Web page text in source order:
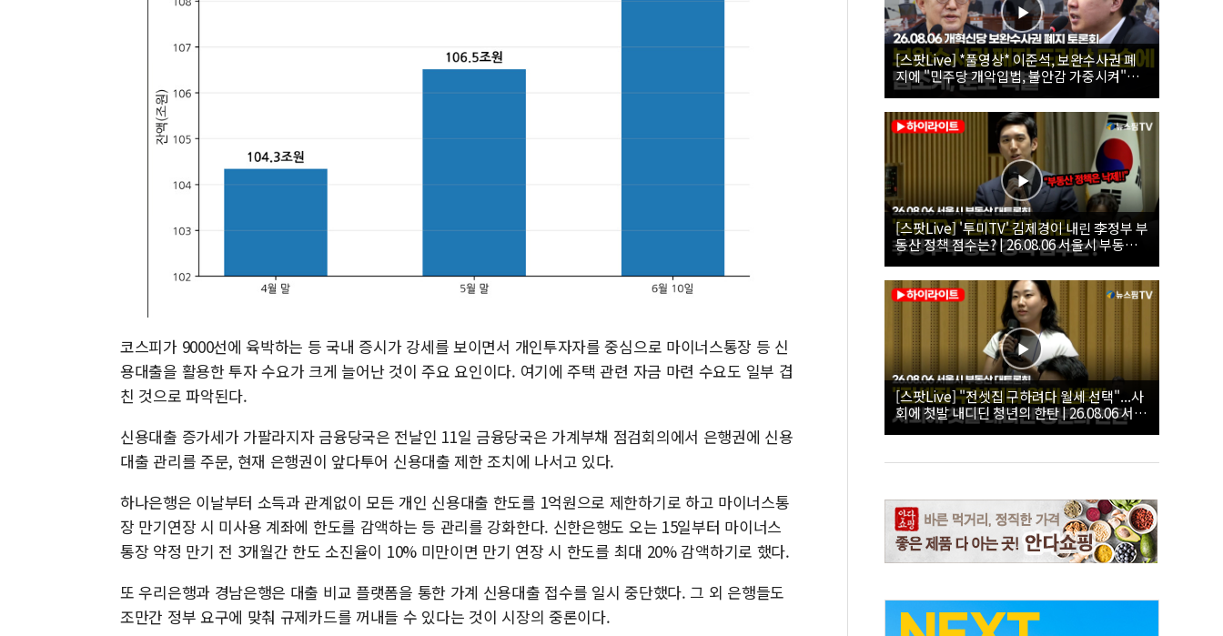
코스피가 9000선에 육박하는 등 국내 증시가 강세를 보이면서 개인투자자를 중심으로 마이너스통장 등 신
용대출을 활용한 투자 수요가 크게 늘어난 것이 주요 요인이다. 여기에 주택 관련 자금 마련 수요도 일부 겹
친 것으로 파악된다.
신용대출 증가세가 가팔라지자 금융당국은 전날인 11일 금융당국은 가계부채 점검회의에서 은행권에 신용
대출 관리를 주문, 현재 은행권이 앞다투어 신용대출 제한 조치에 나서고 있다.
하나은행은 이날부터 소득과 관계없이 모든 개인 신용대출 한도를 1억원으로 제한하기로 하고 마이너스통
장 만기연장 시 미사용 계좌에 한도를 감액하는 등 관리를 강화한다. 신한은행도 오는 15일부터 마이너스
통장 약정 만기 전 3개월간 한도 소진율이 10% 미만이면 만기 연장 시 한도를 최대 20% 감액하기로 했다.
또 우리은행과 경남은행은 대출 비교 플랫폼을 통한 가계 신용대출 접수를 일시 중단했다. 그 외 은행들도
조만간 정부 요구에 맞춰 규제카드를 꺼내들 수 있다는 것이 시장의 중론이다.
[스팟Live] *풀영상* 이준석, 보완수사권 폐
지에 "민주당 개악입법, 불안감 가중시켜"｜
26.08.06 개혁신당 보완수사권 폐지 토론회
[스팟Live] '투미TV' 김제경이 내린 李정부 부
동산 정책 점수는? | 26.08.06 서울시 부동산
대토론회
[스팟Live] "전셋집 구하려다 월세 선택"...사
회에 첫발 내디딘 청년의 한탄 | 26.08.06 서울
시 부동산 대토론회